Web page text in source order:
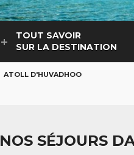
TOUT SAVOIR
SUR LA DESTINATION
ATOLL D'HUVADHOO
NOS SÉJOURS